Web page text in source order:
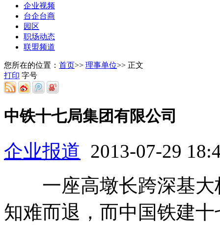
企业视频
台企台商
园区
职场动态
联盟频道
您所在的位置： 首页>> 理事单位>> 正文
打印 字号
中铁十七局集团有限公司
企业报道 2013-07-29
一座高墩长跨深基大
知难而退，而中国铁建